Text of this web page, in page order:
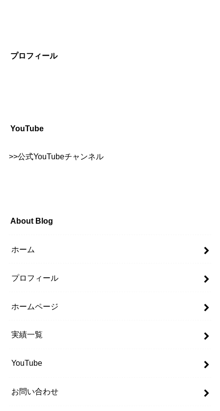
プロフィール
YouTube
>>公式YouTubeチャンネル
About Blog
ホーム
プロフィール
ホームページ
実績一覧
YouTube
お問い合わせ